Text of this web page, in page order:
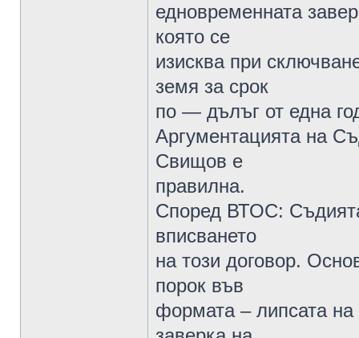
едновременната
която се
изисква при
земя за срок
по — дълъг от една
Аргументацията на
Свищов е
правилна.
Според ВТОС:
вписването
на този договор.
порок във
формата – липсата